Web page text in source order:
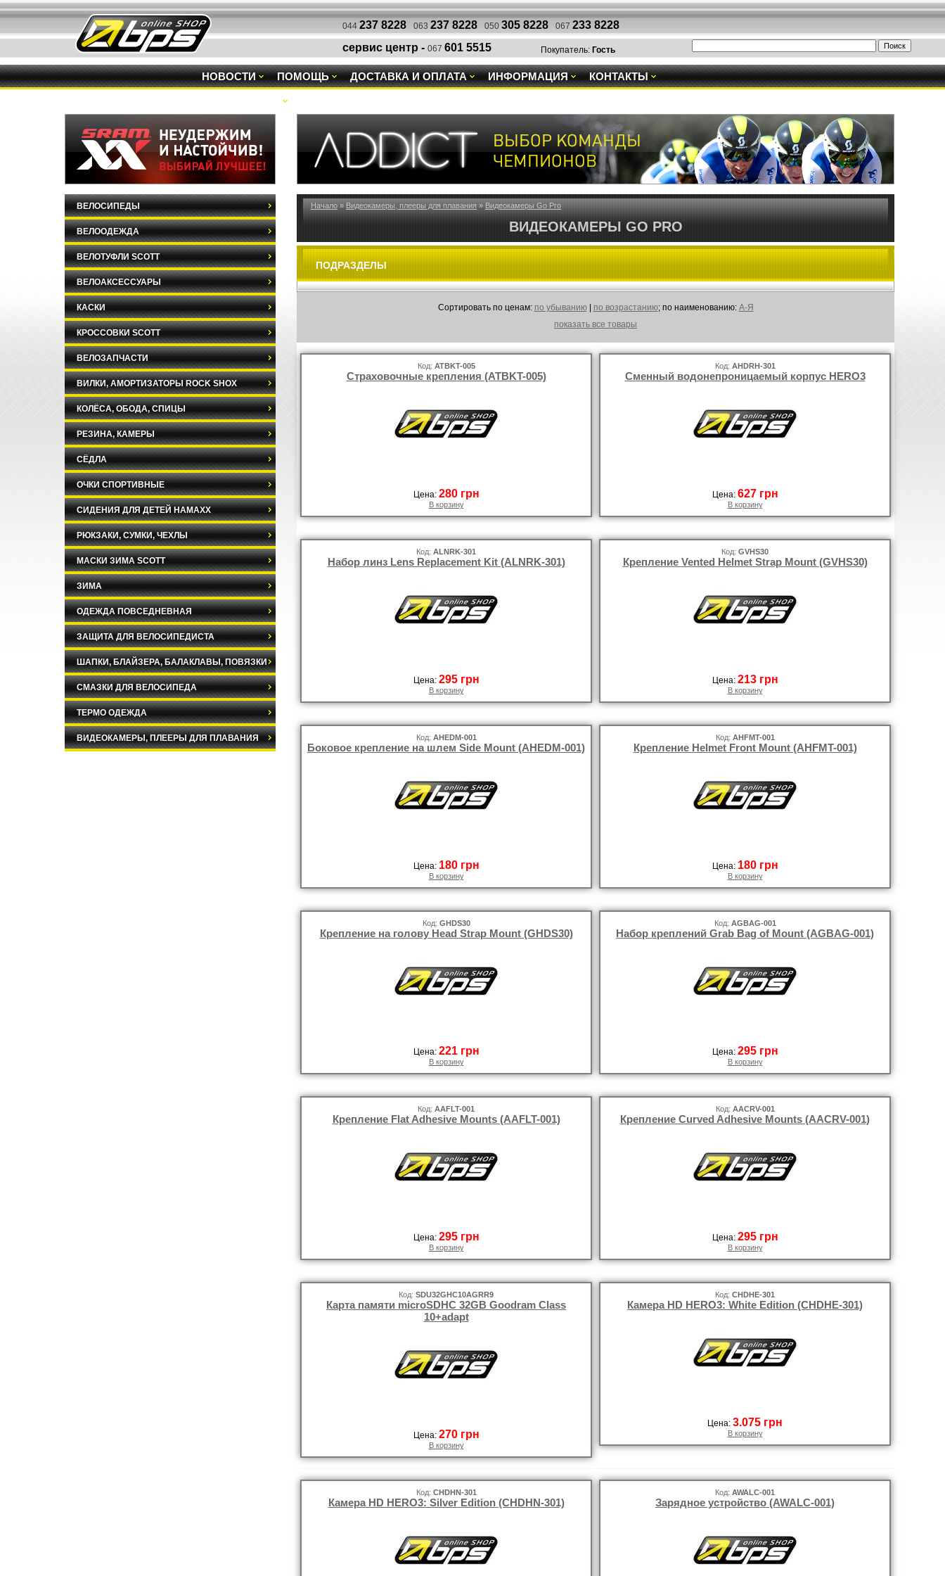
044 237 8228 063 237 8228 050 305 8228 067 233 8228
сервис центр - 067 601 5515 Покупатель: Гость
НОВОСТИ ПОМОЩЬ ДОСТАВКА И ОПЛАТА ИНФОРМАЦИЯ КОНТАКТЫ
Начало » Видеокамеры, плееры для плавания » Видеокамеры Go Pro
ВИДЕОКАМЕРЫ GO PRO
ПОДРАЗДЕЛЫ
Cортировать по ценам: по убыванию| по возрастанию; по наименованию: А-Я
показать все товары
Код: ATBKT-005
Страховочные крепления (ATBKT-005)
Цена: 280 грн
В корзину
Код: AHDRH-301
Сменный водонепроницаемый корпус HERO3
Цена: 627 грн
В корзину
Код: ALNRK-301
Набор линз Lens Replacement Kit (ALNRK-301)
Цена: 295 грн
В корзину
Код: GVHS30
Крепление Vented Helmet Strap Mount (GVHS30)
Цена: 213 грн
В корзину
Код: AHEDM-001
Боковое крепление на шлем Side Mount (AHEDM-001)
Цена: 180 грн
В корзину
Код: AHFMT-001
Крепление Helmet Front Mount (AHFMT-001)
Цена: 180 грн
В корзину
Код: GHDS30
Крепление на голову Head Strap Mount (GHDS30)
Цена: 221 грн
В корзину
Код: AGBAG-001
Набор креплений Grab Bag of Mount (AGBAG-001)
Цена: 295 грн
В корзину
Код: AAFLT-001
Крепление Flat Adhesive Mounts (AAFLT-001)
Цена: 295 грн
В корзину
Код: AACRV-001
Крепление Curved Adhesive Mounts (AACRV-001)
Цена: 295 грн
В корзину
Код: SDU32GHC10AGRR9
Карта памяти microSDHC 32GB Goodram Class
10+adapt
Цена: 270 грн
В корзину
Код: CHDHE-301
Камера HD HERO3: White Edition (CHDHE-301)
Цена: 3.075 грн
В корзину
Код: CHDHN-301
Камера HD HERO3: Silver Edition (CHDHN-301)
Код: AWALC-001
Зарядное устройство (AWALC-001)
ВЕЛОСИПЕДЫ
ВЕЛООДЕЖДА
ВЕЛОТУФЛИ SCOTT
ВЕЛОАКСЕССУАРЫ
КАСКИ
КРОССОВКИ SCOTT
ВЕЛОЗАПЧАСТИ
ВИЛКИ, АМОРТИЗАТОРЫ ROCK SHOX
КОЛЁСА, ОБОДА, СПИЦЫ
РЕЗИНА, КАМЕРЫ
СЁДЛА
ОЧКИ СПОРТИВНЫЕ
СИДЕНИЯ ДЛЯ ДЕТЕЙ HAMAXX
РЮКЗАКИ, СУМКИ, ЧЕХЛЫ
МАСКИ ЗИМА SCOTT
ЗИМА
ОДЕЖДА ПОВСЕДНЕВНАЯ
ЗАЩИТА ДЛЯ ВЕЛОСИПЕДИСТА
ШАПКИ, БЛАЙЗЕРА, БАЛАКЛАВЫ, ПОВЯЗКИ
СМАЗКИ ДЛЯ ВЕЛОСИПЕДА
ТЕРМО ОДЕЖДА
ВИДЕОКАМЕРЫ, ПЛЕЕРЫ ДЛЯ ПЛАВАНИЯ